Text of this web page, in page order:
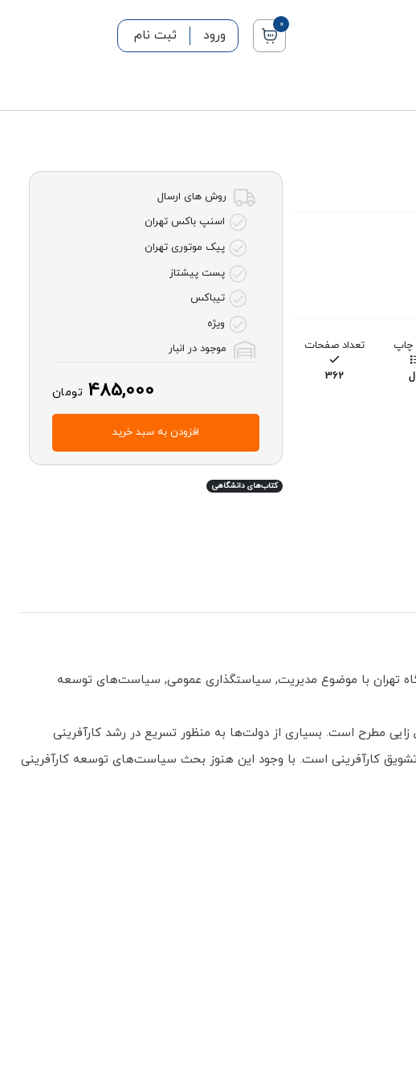
0
ورود ثبت نام
چاپ تعداد صفحات
362
روش های ارسال
اسنپ باکس تهران
پیک موتوری تهران
پست پیشتاز
تیباکس
ویژه
موجود در انبار
485,000 تومان
افزودن به سبد خرید
کتاب‌های دانشگاهی
تهران با موضوع مدیریت, سیاستگذاری عمومی, سیاست‌های توسعه
مطرح است. بسیاری از دولت‌ها به منظور تسریع در رشد کارآفرینی
كارآفرینی است. با وجود این هنوز بحث سیاست‌های توسعه کارآفرینی